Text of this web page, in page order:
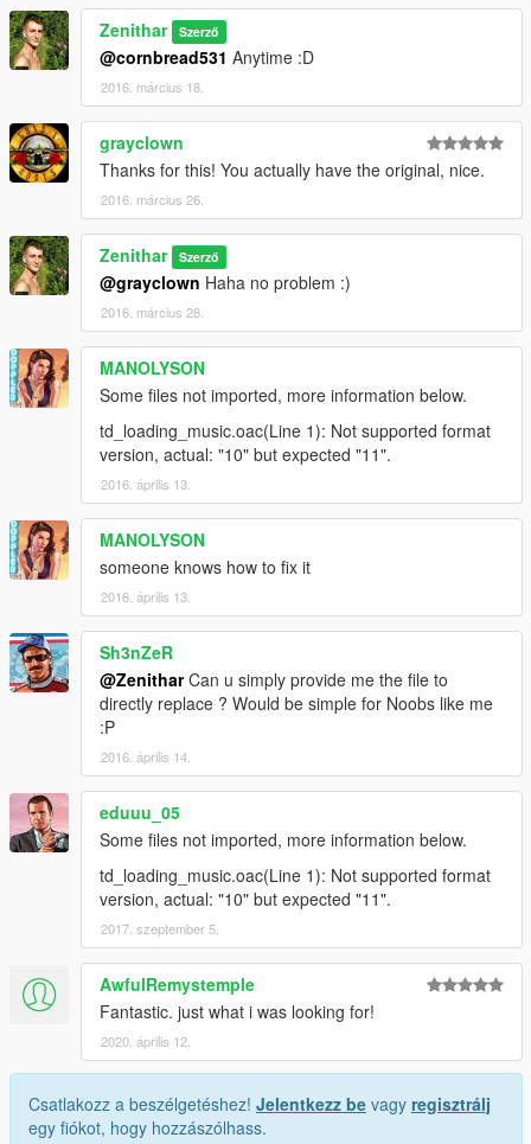
Zenithar Szerző
@cornbread531 Anytime :D
2016. március 18.
grayclown
Thanks for this! You actually have the original, nice.
2016. március 26.
Zenithar Szerző
@grayclown Haha no problem :)
2016. március 28.
MANOLYSON
Some files not imported, more information below.
td_loading_music.oac(Line 1): Not supported format
version, actual: "10" but expected "11".
2016. április 13.
MANOLYSON
someone knows how to fix it
2016. április 13.
Sh3nZeR
@ZenitharCan u simply provide me the file to
directly replace ? Would be simple for Noobs like me
:P
2016. április 14.
eduuu_05
Some files not imported, more information below.
td_loading_music.oac(Line 1): Not supported format
version, actual: "10" but expected "11".
2017. szeptember 5.
AwfulRemystemple
Fantastic. just what i was looking for!
2020. április 12.
Csatlakozz a beszélgetéshez! Jelentkezz be vagy regisztrálj
egy fiókot, hogy hozzászólhass.